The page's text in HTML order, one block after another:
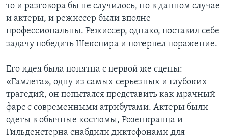
то и разговора бы не случилось, но в данном случае
и актеры, и режиссер были вполне
профессиональны. Режиссер, однако, поставил себе
задачу победить Шекспира и потерпел поражение.
Его идея была понятна с первой же сцены:
«Гамлета», одну из самых серьезных и глубоких
трагедий, он попытался представить как мрачный
фарс с современными атрибутами. Актеры были
одеты в обычные костюмы, Розенкранца и
Гильденстерна снабдили диктофонами для